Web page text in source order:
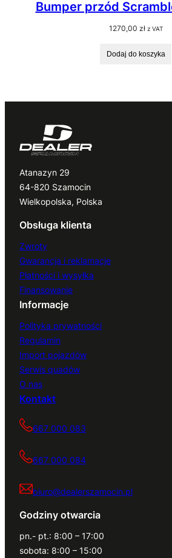
Bumper przód
1270,00 zł z VAT
Dodaj do koszyka
Atanazyn 29
64-820 Szamocin
Wielkopolska, Polska
Obsługa klienta
Zwroty
Gwarancja i reklamacje
Płatności i wysyłka
Finansowanie
Informacje
Polityka prywatności
Regulamin
Import pojazdów
Serwis quadów
O nas
Kontakt
667 000 083
667 000 084
biuro@dealerszamocin.pl
Godziny otwarcia
pn.- pt.: 8:00 – 17:00
sobota: 8:00 – 15:00